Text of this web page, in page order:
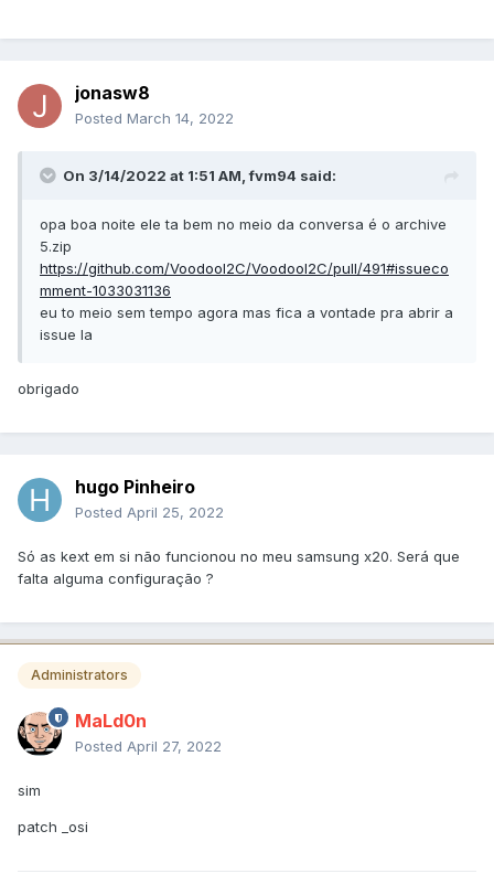
jonasw8
Posted March 14, 2022
On 3/14/2022 at 1:51 AM,fvm94 said:
opa boa noite ele ta bem no meio da conversa é o archive
5.zip
https://github.com/VoodooI2C/VoodooI2C/pull/491#issueco
mment-1033031136
eu to meio sem tempo agora mas fica a vontade pra abrir a
issue la
obrigado
hugo Pinheiro
Posted April 25, 2022
Só as kext em si não funcionou no meu samsung x20. Será que
falta alguma configuração ?
Administrators
MaLd0n
Posted April 27, 2022
sim
patch _osi